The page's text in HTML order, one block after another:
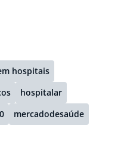
hospitais
hospitalar
mercadodesaúde